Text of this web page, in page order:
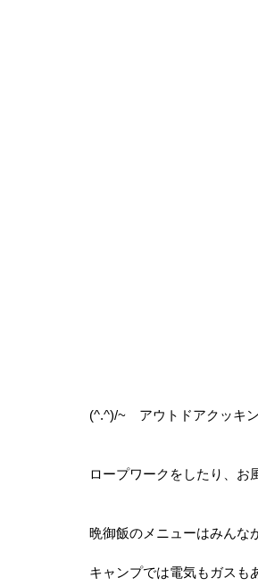
(^.^)/~　アウトドアクッキ
ロープワークをしたり、お
晩御飯のメニューはみんな
キャンプでは電気もガスも